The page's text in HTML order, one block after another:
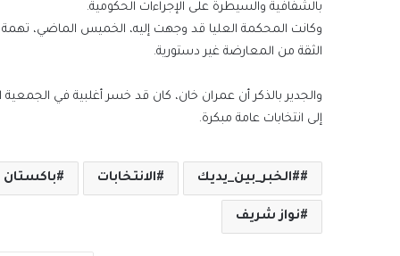
بالشفافية والسيطرة على الإجراءات الحكومية.
وكانت المحكمة العليا قد وجهت إليه، الخميس الماضي، تهمة
الثقة من المعارضة غير دستورية.
والجدير بالذكر أن عمران خان، كان قد خسر أغلبية في
إلى انتخابات عامة مبكرة.
#الخبر_بين_يديك الانتخابات باكستان
نواز شريف